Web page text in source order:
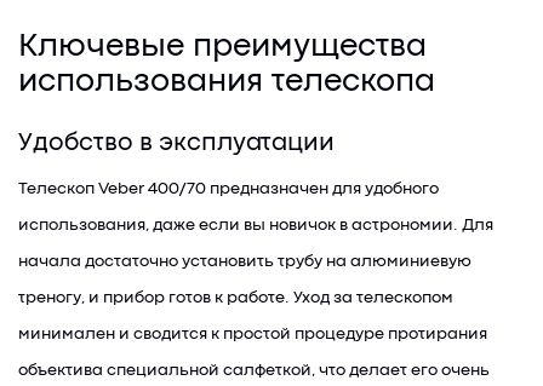
Ключевые преимущества
использования телескопа
Удобство в эксплуатации
Телескоп Veber 400/70 предназначен для удобного
использования, даже если вы новичок в астрономии. Для
начала достаточно установить трубу на алюминиевую
треногу, и прибор готов к работе. Уход за телескопом
минимален и сводится к простой процедуре протирания
объектива специальной салфеткой, что делает его очень